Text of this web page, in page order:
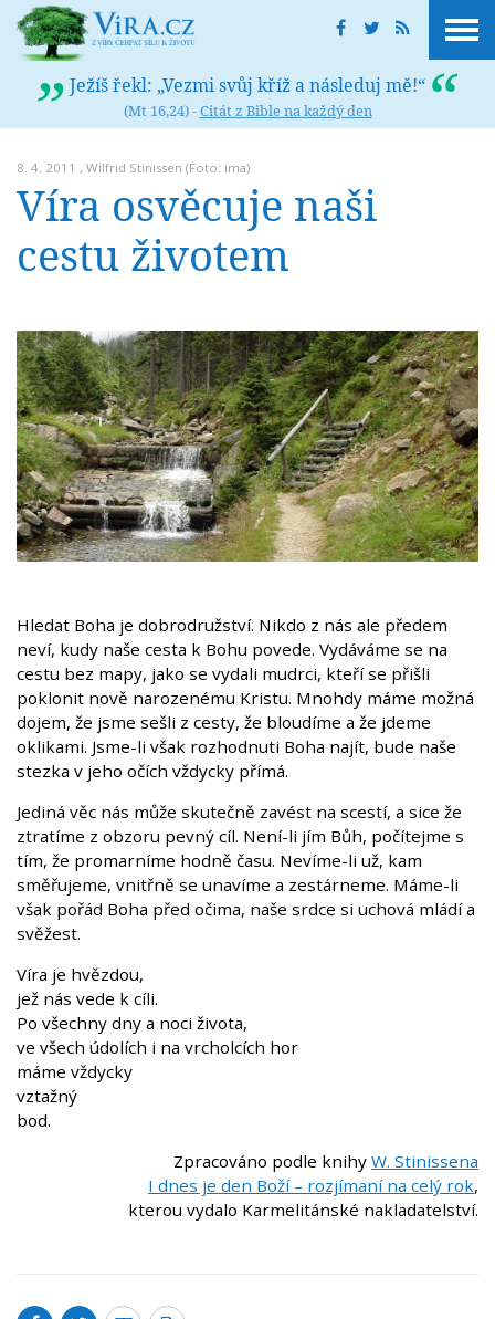
Ježíš řekl: „Vezmi svůj kříž a následuj mě!“
(Mt 16,24) -Citát z Bible na každý den
8. 4. 2011 , Wilfrid Stinissen (Foto: ima)
Víra osvěcuje naši
cestu životem
Hledat Boha je dobrodružství. Nikdo z nás ale předem
neví, kudy naše cesta k Bohu povede. Vydáváme se na
cestu bez mapy, jako se vydali mudrci, kteří se přišli
poklonit nově narozenému Kristu. Mnohdy máme možná
dojem, že jsme sešli z cesty, že bloudíme a že jdeme
oklikami. Jsme-li však rozhodnuti Boha najít, bude naše
stezka v jeho očích vždycky přímá.
Jediná věc nás může skutečně zavést na scestí, a sice že
ztratíme z obzoru pevný cíl. Není-li jím Bůh, počítejme s
tím, že promarníme hodně času. Nevíme-li už, kam
směřujeme, vnitřně se unavíme a zestárneme. Máme-li
však pořád Boha před očima, naše srdce si uchová mládí a
svěžest.
Víra je hvězdou,
jež nás vede k cíli.
Po všechny dny a noci života,
ve všech údolích i na vrcholcích hor
máme vždycky
vztažný
bod.
Zpracováno podle knihy W. Stinissena
I dnes je den Boží – rozjímaní na celý rok,
kterou vydalo Karmelitánské nakladatelství.